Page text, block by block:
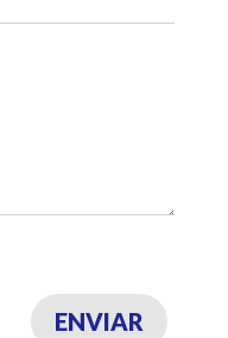
ENVIAR